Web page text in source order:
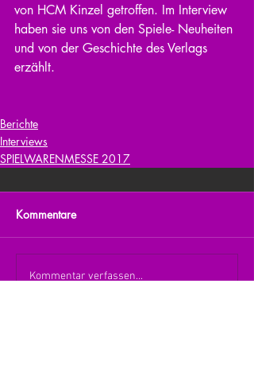
von HCM Kinzel getroffen. Im Interview
haben sie uns von den Spiele- Neuheiten
und von der Geschichte des Verlags
erzählt.
Berichte
Interviews
SPIELWARENMESSE 2017
Kommentare
Kommentar verfassen...